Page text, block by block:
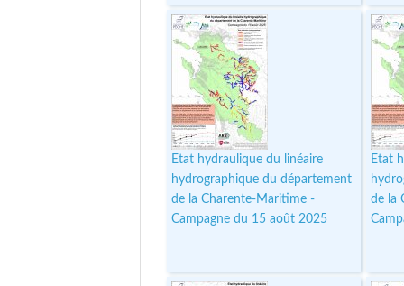
Etat hydraulique du linéaire
hydrographique du département
de la Charente-Maritime -
Campagne du 15 août 2025
Etat
de la